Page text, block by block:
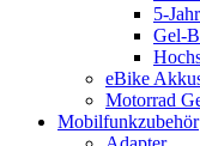
5-
Gel-
eBike
Motorrad
Mobilfunkzubehör